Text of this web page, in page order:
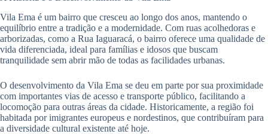
Vila Ema é um bairro que cresceu ao longo dos anos, mantendo o
equilíbrio entre a tradição e a modernidade. Com ruas acolhedoras e
arborizadas, como a Rua Iaguaracá, o bairro oferece uma qualidade de
vida diferenciada, ideal para famílias e idosos que buscam
tranquilidade sem abrir mão de todas as facilidades urbanas.
O desenvolvimento da Vila Ema se deu em parte por sua proximidade
com importantes vias de acesso e transporte público, facilitando a
locomoção para outras áreas da cidade. Historicamente, a região foi
habitada por imigrantes europeus e nordestinos, que contribuíram para
a diversidade cultural existente até hoje.